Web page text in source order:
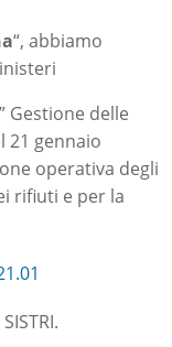
“, abbiamo
Gestione delle
21 gennaio
operativa degli
rifiuti e per la